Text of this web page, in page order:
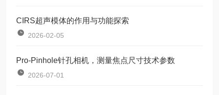
CIRS超声模体的作用与功能探索
2026-02-05
Pro-Pinhole针孔相机，测量焦点尺寸技术参数
2026-07-01